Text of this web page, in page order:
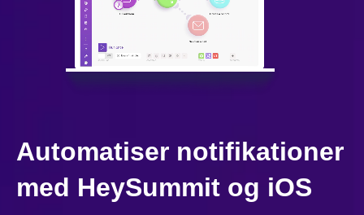
Automatiser notifikationer
med HeySummit og iOS